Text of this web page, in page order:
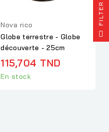
Nova rico
Globe terrestre - Globe
découverte - 25cm
115,704 TND
En stock
R